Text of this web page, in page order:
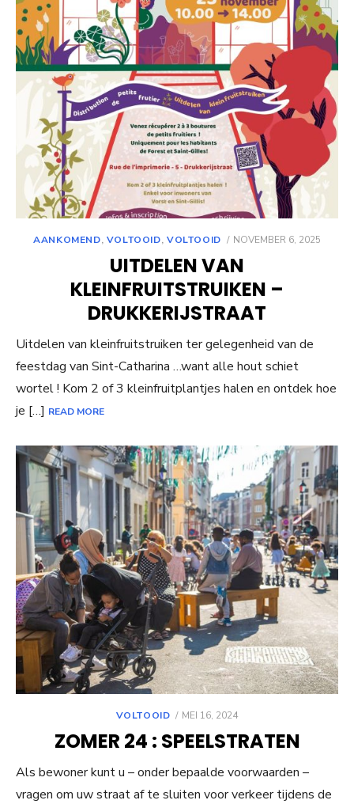
AANKOMEND, VOLTOOID, VOLTOOID
POSTED
NOVEMBER 6, 2025
UITDELEN VAN
KLEINFRUITSTRUIKEN –
DRUKKERIJSTRAAT
Uitdelen van kleinfruitstruiken ter gelegenheid van de
feestdag van Sint-Catharina …want alle hout schiet
wortel ! Kom 2 of 3 kleinfruitplantjes halen en ontdek hoe
je […] READ MORE
VOLTOOID
POSTED
MEI 16, 2024
ZOMER 24 : SPEELSTRATEN
Als bewoner kunt u – onder bepaalde voorwaarden –
vragen om uw straat af te sluiten voor verkeer tijdens de